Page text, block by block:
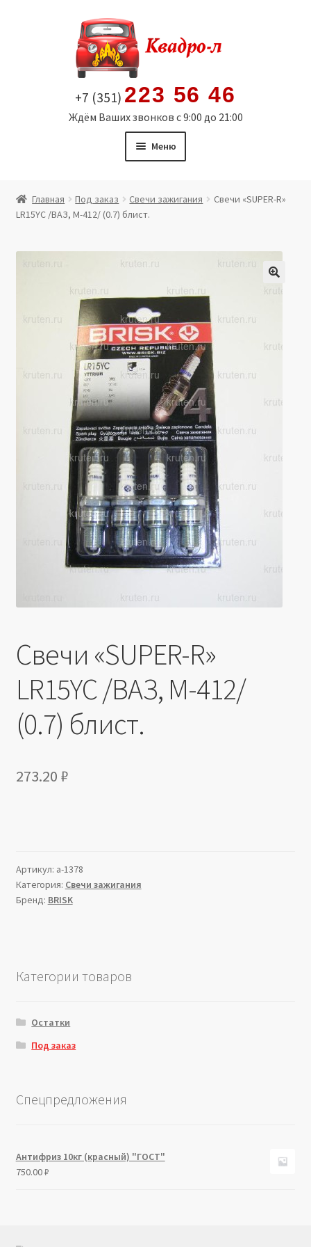
содержимому
+7 (351) 223 56 46
Ждём Ваших звонков с 9:00 до 21:00
Меню
Витрина
Мой аккаунт
Политика в отношении обработки персональных
Производители
Юридические данные
Главная Под заказ Свечи зажигания
Свечи «SUPER-R»
LR15YC /ВАЗ, М-412/ (0.7) блист.
🔍
Свечи «SUPER-R»
LR15YC /ВАЗ, М-412/
(0.7) блист.
273.20 ₽
Артикул: a-1378
Категория: Свечи зажигания
Бренд: BRISK
Категории товаров
Остатки
Под заказ
Спецпредложения
Антифриз 10кг (красный) "ГОСТ"
750.00₽